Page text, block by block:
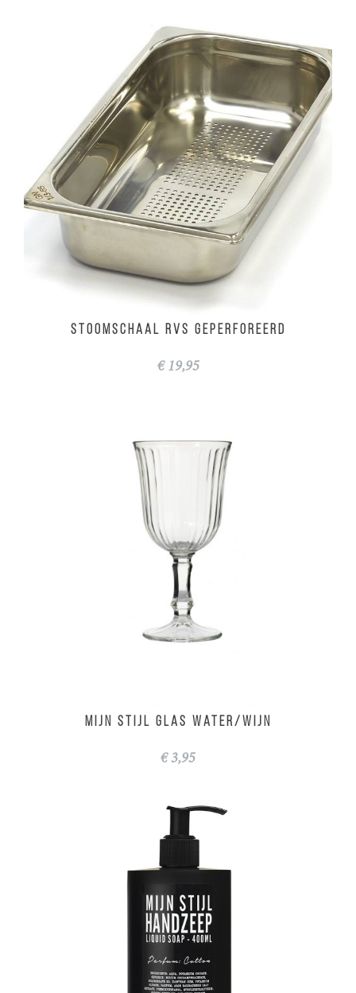
Stoomschaal RVS geperforeerd
€ 19,95
MIJN STIJL Glas water/wijn
€ 3,95